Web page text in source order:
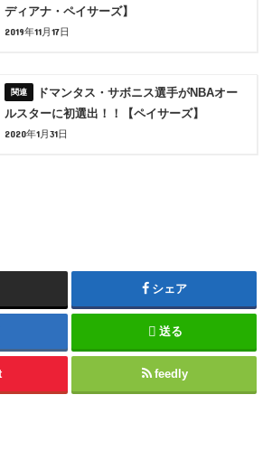
ディアナ・ペイサーズ】
2019年11月17日
ドマンタス・サボニス選手がNBAオー
ルスターに初選出！！【ペイサーズ】
2020年1月31日
シェア
送る
feedly